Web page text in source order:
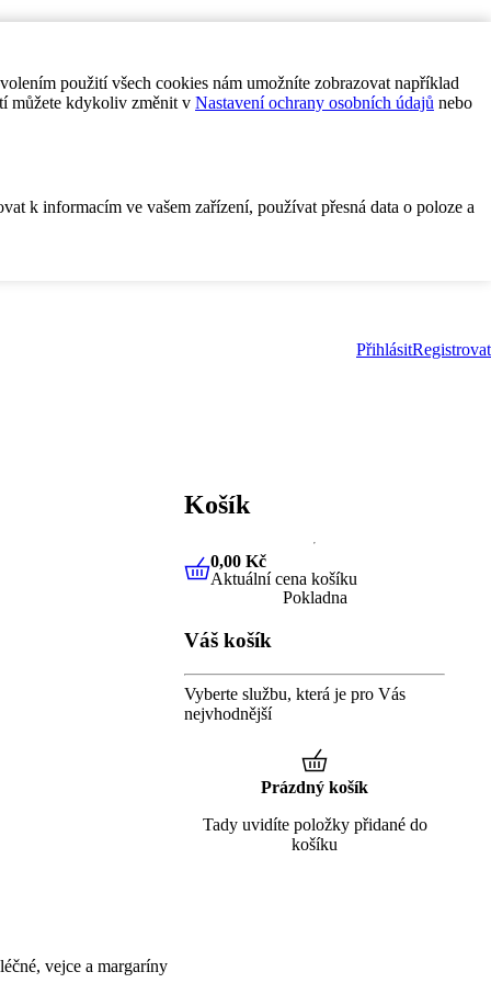
použití všech cookies nám umožníte zobrazovat například
můžete kdykoliv změnit v Nastavení ochrany osobních údajů nebo
k informacím ve vašem zařízení, používat přesná data o poloze a
PřihlásitRegistrovat
vejce a margaríny
Košík
0,00 KčAktuální cena košíku
0,00 Kč
Aktuální cena košíku
Pokladna
Váš košík
Vyberte službu, která je pro Vás
nejvhodnější
Prázdný košík
Tady uvidíte položky přidané do
košíku